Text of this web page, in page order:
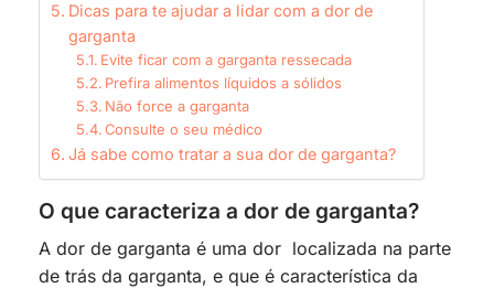
Dicas para te ajudar a lidar com a dor de
garganta
Evite ficar com a garganta ressecada
Prefira alimentos líquidos a sólidos
Não force a garganta
Consulte o seu médico
Já sabe como tratar a sua dor de garganta?
O que caracteriza a dor de garganta?
A dor de garganta é uma dor localizada na parte
de trás da garganta, e que é característica da